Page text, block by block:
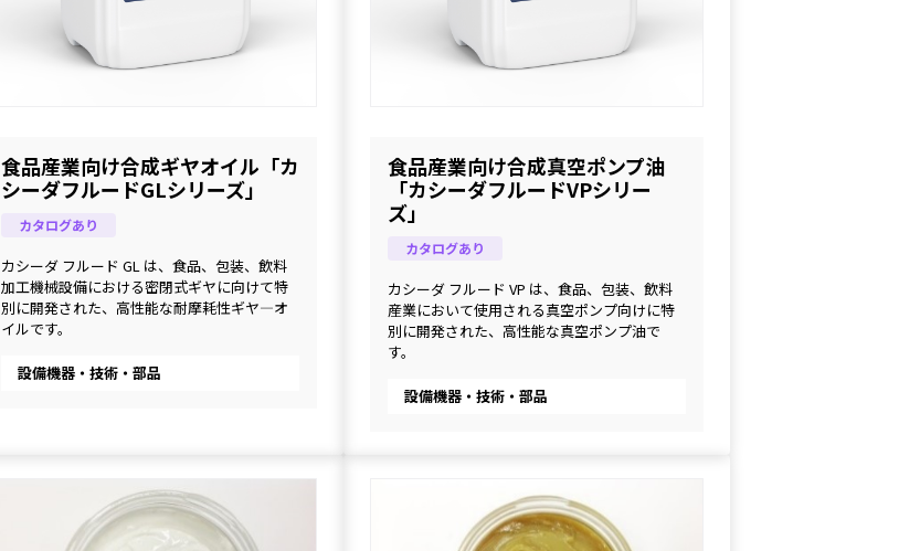
食品産業向け合成ギヤオイル「カ
シーダフルードGLシリーズ」
カタログあり
カシーダ フルード GL は、食品、包装、飲料
加工機械設備における密閉式ギヤに向けて特
別に開発された、高性能な耐摩耗性ギヤ―オ
イルです。
設備機器・技術・部品
食品産業向け合成真空ポンプ油
「カシーダフルードVPシリー
ズ」
カタログあり
カシーダ フルード VP は、食品、包装、飲料
産業において使用される真空ポンプ向けに特
別に開発された、高性能な真空ポンプ油で
す。
設備機器・技術・部品